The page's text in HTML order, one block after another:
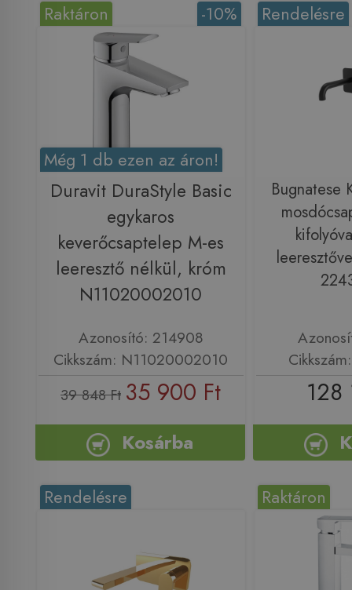
-10%
Raktáron
Még 1 db ezen az áron!
Duravit DuraStyle Basic
egykaros
keverőcsaptelep M-es
leeresztő nélkül, króm
N11020002010
Azonosító: 214908
Cikkszám: N11020002010
39 848 Ft 35 900 Ft
Kosárba
Rendelésre
Bugnatese
128
Rendelésre Raktáron